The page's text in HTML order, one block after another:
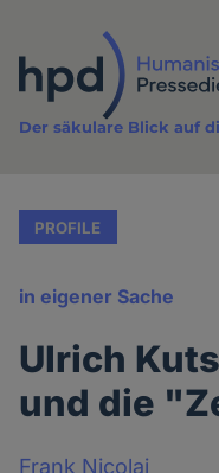
Inhalt
Der säkulare Blick auf
PROFILE
in eigener Sache
Ulrich
und die
Frank Nicolai